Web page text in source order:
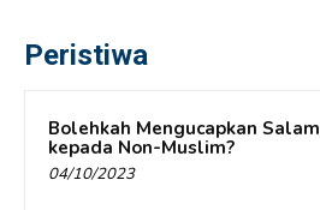
Peristiwa
Bolehkah Mengucapkan Salam
kepada Non-Muslim?
04/10/2023